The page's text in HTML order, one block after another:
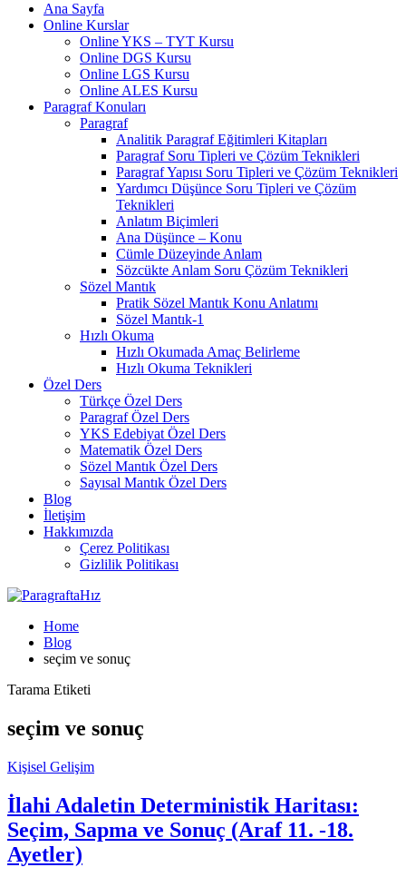
Ana Sayfa
Online Kurslar
Online YKS – TYT Kursu
Online DGS Kursu
Online LGS Kursu
Online ALES Kursu
Paragraf Konuları
Paragraf
Analitik Paragraf Eğitimleri Kitapları
Paragraf Soru Tipleri ve Çözüm Teknikleri
Paragraf Yapısı Soru Tipleri ve Çözüm Teknikleri
Yardımcı Düşünce Soru Tipleri ve Çözüm
Teknikleri
Anlatım Biçimleri
Ana Düşünce – Konu
Cümle Düzeyinde Anlam
Sözcükte Anlam Soru Çözüm Teknikleri
Sözel Mantık
Pratik Sözel Mantık Konu Anlatımı
Sözel Mantık-1
Hızlı Okuma
Hızlı Okumada Amaç Belirleme
Hızlı Okuma Teknikleri
Özel Ders
Türkçe Özel Ders
Paragraf Özel Ders
YKS Edebiyat Özel Ders
Matematik Özel Ders
Sözel Mantık Özel Ders
Sayısal Mantık Özel Ders
Blog
İletişim
Hakkımızda
Çerez Politikası
Gizlilik Politikası
Home
Blog
seçim ve sonuç
Tarama Etiketi
seçim ve sonuç
Kişisel Gelişim
İlahi Adaletin Deterministik Haritası:
Seçim, Sapma ve Sonuç (Araf 11. -18.
Ayetler)